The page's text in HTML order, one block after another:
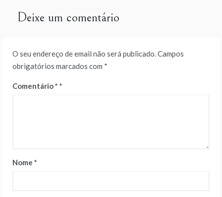
artigos
Deixe um comentário
O seu endereço de email não será publicado.Campos
obrigatórios marcados com *
Comentário*
Nome *